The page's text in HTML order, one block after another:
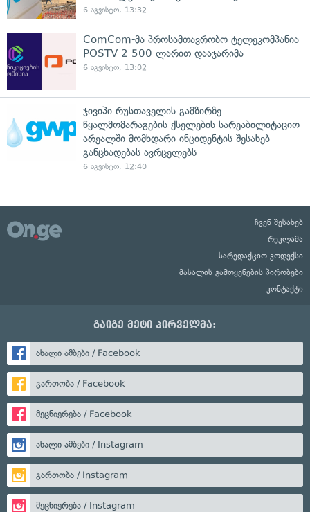
6 აგვისტო, 13:32
ComCom-მა პროსამთავრობო ტელეკომპანია
POSTV 2 500 ლარით დააჯარიმა
6 აგვისტო, 13:02
ჯივიპი რუსთაველის გამზირზე
წყალმომარაგების ქსელების სარეაბილიტაციო
არეალში მომხდარი ინციდენტის შესახებ
განცხადებას ავრცელებს
6 აგვისტო, 12:40
ჩვენ შესახებ
რეკლამა
სარედაქციო კოდექსი
მასალის გამოყენების პირობები
კონტაქტი
გაიგე მეტი პირველმა:
ახალი ამბები / Facebook
გართობა / Facebook
მეცნიერება / Facebook
ახალი ამბები / Instagram
გართობა / Instagram
მეცნიერება / Instagram